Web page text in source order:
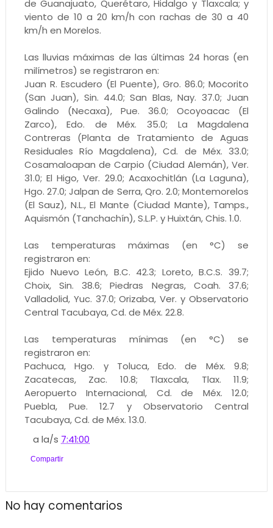
de Guanajuato, Querétaro, Hidalgo y Tlaxcala; y
viento de 10 a 20 km/h con rachas de 30 a 40
km/h en Morelos.
Las lluvias máximas de las últimas 24 horas (en
milímetros) se registraron en:
Juan R. Escudero (El Puente), Gro. 86.0; Mocorito
(San Juan), Sin. 44.0; San Blas, Nay. 37.0; Juan
Galindo (Necaxa), Pue. 36.0; Ocoyoacac (El
Zarco), Edo. de Méx. 35.0; La Magdalena
Contreras (Planta de Tratamiento de Aguas
Residuales Río Magdalena), Cd. de Méx. 33.0;
Cosamaloapan de Carpio (Ciudad Alemán), Ver.
31.0; El Higo, Ver. 29.0; Acaxochitlán (La Laguna),
Hgo. 27.0; Jalpan de Serra, Qro. 2.0; Montemorelos
(El Sauz), N.L., El Mante (Ciudad Mante), Tamps.,
Aquismón (Tanchachín), S.L.P. y Huixtán, Chis. 1.0.
Las temperaturas máximas (en °C) se
registraron en:
Ejido Nuevo León, B.C. 42.3; Loreto, B.C.S. 39.7;
Choix, Sin. 38.6; Piedras Negras, Coah. 37.6;
Valladolid, Yuc. 37.0; Orizaba, Ver. y Observatorio
Central Tacubaya, Cd. de Méx. 22.8.
Las temperaturas mínimas (en °C) se
registraron en:
Pachuca, Hgo. y Toluca, Edo. de Méx. 9.8;
Zacatecas, Zac. 10.8; Tlaxcala, Tlax. 11.9;
Aeropuerto Internacional, Cd. de Méx. 12.0;
Puebla, Pue. 12.7 y Observatorio Central
Tacubaya, Cd. de Méx. 13.0.
a la/s 7:41:00
Compartir
No hay comentarios